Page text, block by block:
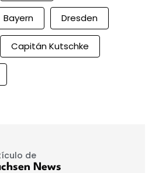
Bayern Dresden
Capitán Kutschke
de
News